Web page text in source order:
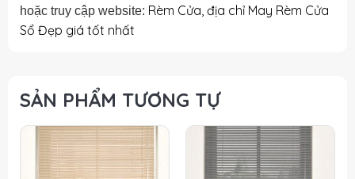
hoặc truy cập website: Rèm Cửa, địa chỉ May Rèm Cửa
Sổ Đẹp giá tốt nhất
SẢN PHẨM TƯƠNG TỰ